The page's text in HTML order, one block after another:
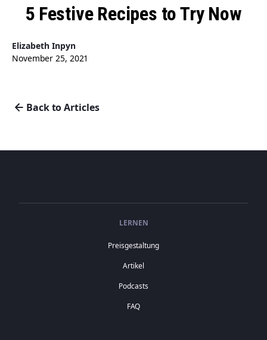
5 Festive Recipes to Try Now
Elizabeth Inpyn
November 25, 2021
Back to Articles
LERNEN
Preisgestaltung
Artikel
Podcasts
FAQ